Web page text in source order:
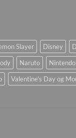
Slayer Disney
Naruto Nintendo
Valentine's Day og